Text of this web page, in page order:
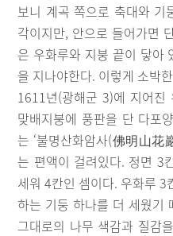
보니 계곡 쪽으로 축대와
각이지만, 안으로 들어가면
은 우화루와 지붕 끝이 닿아
을 지나야한다. 이렇게 소박
1611년(광해군 3)에 지어
맞배지붕에 풍판을 단 다포
는 ‘불명산화암사(佛明山花
는 편액이 걸려있다. 정면 3
세워 4칸인 셈이다. 우화루 3
하는 기둥 하나를 더 세웠기
그대로의 나무 색감과 질감